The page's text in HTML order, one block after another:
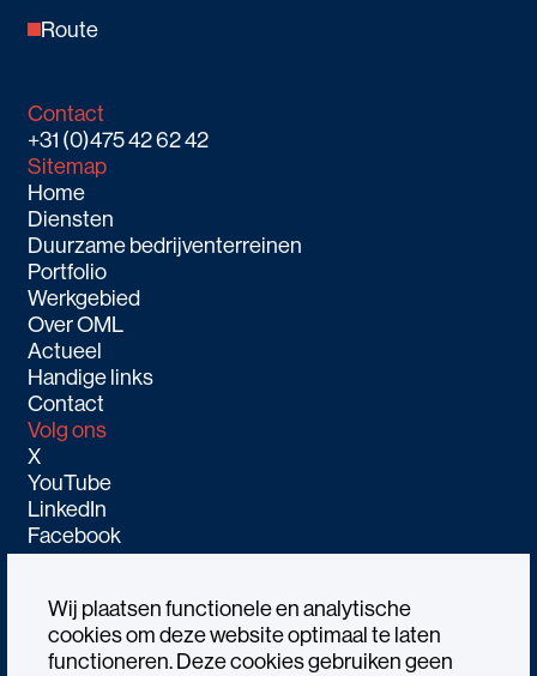
Wij plaatsen functionele en analytische
cookies om deze website optimaal te laten
functioneren. Deze cookies gebruiken geen
Route
Contact
+31 (0)475 42 62 42
Sitemap
Home
Diensten
Duurzame bedrijventerreinen
Portfolio
Werkgebied
Over OML
Actueel
Handige links
Contact
Volg ons
X
YouTube
LinkedIn
Facebook